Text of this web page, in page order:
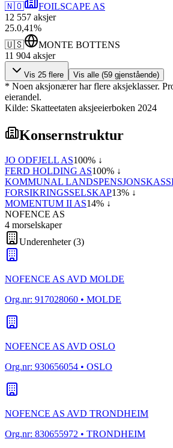
🇳🇴
FOILSCAPE AS
12 557 aksjer
25.0,41%
🇺🇸
MONTE BOTTENS
11 904 aksjer
Vis 25 flere Vis alle (59 gjenstående)
* Noen aksjonærer har flere aksjeklasser.
eierandel.
Kilde: Skatteetaten aksjeeierboken 2024
Konsernstruktur
JO ODFJELL AS100% ↓
FERD HOLDING AS100% ↓
KOMMUNAL
FORSIKRINGSSELSKAP13% ↓
MOMENTUM II AS14% ↓
NOFENCE AS
4 morselskaper
Underenheter(3)
NOFENCE AS AVD MOLDE
Org.nr: 917028060 • MOLDE
NOFENCE AS AVD OSLO
Org.nr: 930656054 • OSLO
NOFENCE AS AVD TRONDHEIM
Org.nr: 830655972 • TRONDHEIM